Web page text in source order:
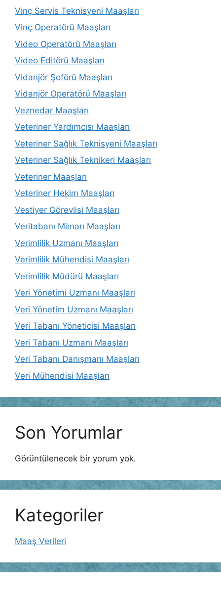
Vinç Servis Teknisyeni Maaşları
Vinç Operatörü Maaşları
Video Operatörü Maaşları
Video Editörü Maaşları
Vidanjör Şoförü Maaşları
Vidanjör Operatörü Maaşları
Veznedar Maaşları
Veteriner Yardımcısı Maaşları
Veteriner Sağlık Teknisyeni Maaşları
Veteriner Sağlık Teknikeri Maaşları
Veteriner Maaşları
Veteriner Hekim Maaşları
Vestiyer Görevlisi Maaşları
Veritabanı Mimarı Maaşları
Verimlilik Uzmanı Maaşları
Verimlilik Mühendisi Maaşları
Verimlilik Müdürü Maaşları
Veri Yönetimi Uzmanı Maaşları
Veri Yönetim Uzmanı Maaşları
Veri Tabanı Yöneticisi Maaşları
Veri Tabanı Uzmanı Maaşları
Veri Tabanı Danışmanı Maaşları
Veri Mühendisi Maaşları
Son Yorumlar
Görüntülenecek bir yorum yok.
Kategoriler
Maaş Verileri